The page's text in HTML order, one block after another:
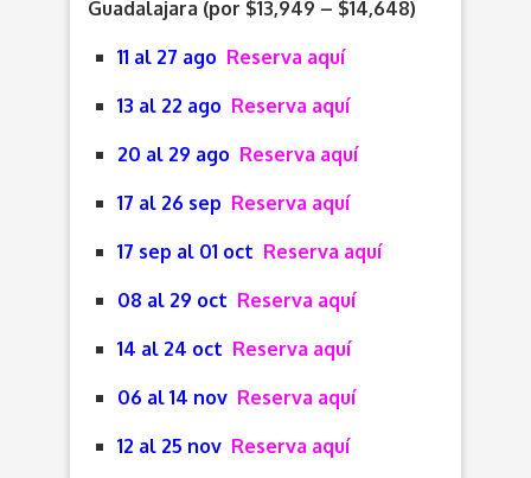
Guadalajara (por $13,949 – $14,648)
11 al 27 ago Reserva aquí
13 al 22 ago Reserva aquí
20 al 29 ago Reserva aquí
17 al 26 sep Reserva aquí
17 sep al 01 oct Reserva aquí
08 al 29 oct Reserva aquí
14 al 24 oct Reserva aquí
06 al 14 nov Reserva aquí
12 al 25 nov Reserva aquí